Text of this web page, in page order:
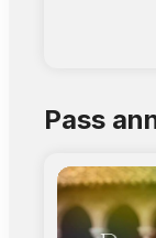
observer,
participants
la Chapelle
possible à
Jacobins,
Pass